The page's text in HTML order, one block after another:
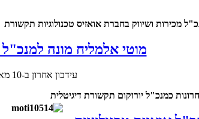
מוטי אלמליח מונה למנכ"ל
עידכון אחרון ב-10 מאי 2014
כמנכ"ל יורוקום תקשורת דיגיטלית